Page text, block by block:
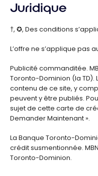
Juridique
†, ✪, Des conditions
L’offre ne s’applique pas
Publicité commanditée.
Toronto-Dominion (la TD).
contenu de ce site, y
peuvent y être publiés.
sujet de cette carte de
Demander Maintenant ».
La Banque Toronto-
crédit susmentionnée.
Toronto-Dominion.